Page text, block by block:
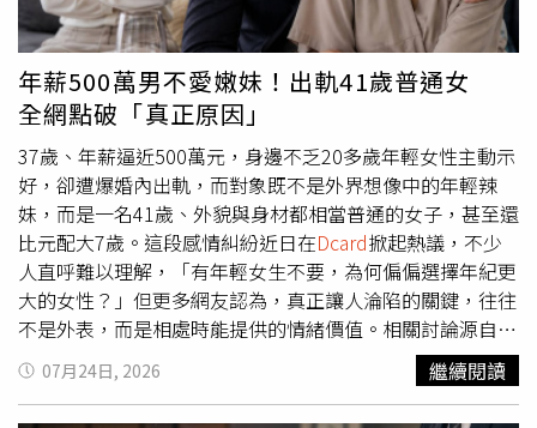
僅靠父親一人工作維持生計，父親還與叔叔共同協助償還債
務，歷時約10年才終於還清。那段日子家中經濟十分拮据，
母親曾告訴她，小時候穿的衣服多半由外婆購買，就連生日
或過年想要一份小禮物，都因家裡沒有多餘預算而無法實
現。原PO指出，父親一路從基層做起，收入從每月3、4萬
元一路增加到十多萬元，但生活始終十分節省，把大部分收
入都投入家庭。即使隨身使用的皮鞋、公事包已經老舊，也
捨不得更換；母親曾買雞精替他補身體，他還因覺得太花錢
而要求退貨。為了爭取更好的發展，父親除了全職工作外，
還利用下班及假日完成碩士、博士學位，平日總是清晨出
門、深夜返家，假日也幾乎都在進修，她從小到大幾乎沒看
過父親真正放鬆休息。直到家中債務還清、經濟逐漸改善
後，父親才陸續購置房產，也替自己與母親換了兩、三百萬
元的新車。母親曾說，父親年輕時很喜歡車，但為了家庭，
只能放棄興趣，長年開著普通二手車，把所有心力放在養
年薪500萬男不愛嫩妹！出軌41歲普通女
全網點破「真正原因」
37歲、年薪逼近500萬元，身邊不乏20多歲年輕女性主動示
好，卻遭爆婚內出軌，而對象既不是外界想像中的年輕辣
妹，而是一名41歲、外貌與身材都相當普通的女子，甚至還
比元配大7歲。這段感情糾紛近日在Dcard掀起熱議，不少
人直呼難以理解，「有年輕女生不要，為何偏偏選擇年紀更
大的女性？」但更多網友認為，真正讓人淪陷的關鍵，往往
不是外表，而是相處時能提供的情緒價值。相關討論源自
Dcard一則貼文，發文者表示，身邊一名男性友人現年37
歲，不僅擁有高學歷、事業有成，年收入更接近500萬元，
可說是條件相當出色，身旁一直不缺20歲出頭的女性主動接
07月24日, 2026 繼續閱讀